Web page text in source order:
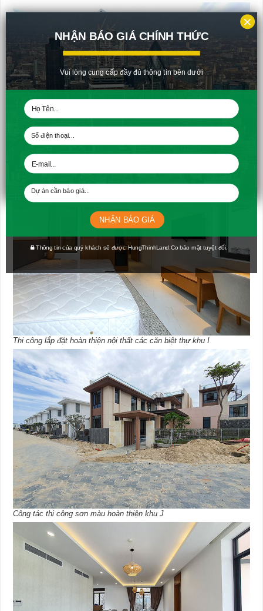
Công tác thi công hoàn thiện hạng mục landscape khu I
Thi công lắp đặt hoàn thiện nội thất các căn biệt thự khu I
Công tác thi công sơn màu hoàn thiện khu J
NHẬN BÁO GIÁ CHÍNH THỨC
Vui lòng cung cấp đầy đủ thông tin bên dưới
Thông tin của quý khách sẽ được HungThinhLand.Co bảo mật tuyệt đối.
NHẬN BÁO GIÁ
×